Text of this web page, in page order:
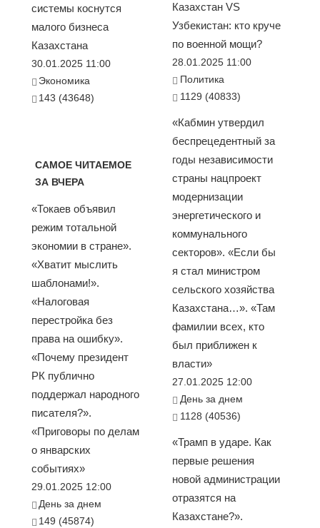
системы коснутся
малого бизнеса
Казахстана
30.01.2025 11:00
Экономика
143 (43648)
САМОЕ ЧИТАЕМОЕ
ЗА ВЧЕРА
«Токаев объявил
режим тотальной
экономии в стране».
«Хватит мыслить
шаблонами!».
«Налоговая
перестройка без
права на ошибку».
«Почему президент
РК публично
поддержал народного
писателя?».
«Приговоры по делам
о январских
событиях»
29.01.2025 12:00
День за днем
149 (45874)
Казахстан VS
Узбекистан: кто круче
по военной мощи?
28.01.2025 11:00
Политика
1129 (40833)
«Кабмин утвердил
беспрецедентный за
годы независимости
страны нацпроект
модернизации
энергетического и
коммунального
секторов». «Если бы
я стал министром
сельского хозяйства
Казахстана…». «Там
фамилии всех, кто
был приближен к
власти»
27.01.2025 12:00
День за днем
1128 (40536)
«Трамп в ударе. Как
первые решения
новой администрации
отразятся на
Казахстане?».